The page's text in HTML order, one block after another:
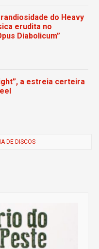
do Heavy
erudita no
Diabolicum”
a estreia certeira
DE DISCOS